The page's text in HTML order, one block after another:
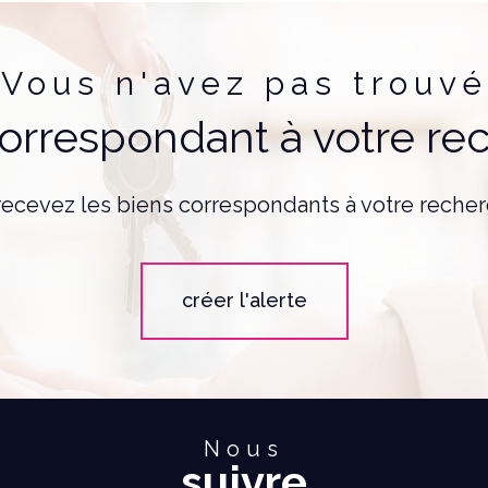
Vous n'avez pas trouvé
à votre
les biens correspondants à votre
créer l'alerte
Nous